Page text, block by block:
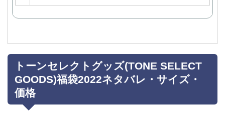
トーンセレクトグッズ(TONE SELECT
GOODS)福袋2022ネタバレ・サイズ・
価格